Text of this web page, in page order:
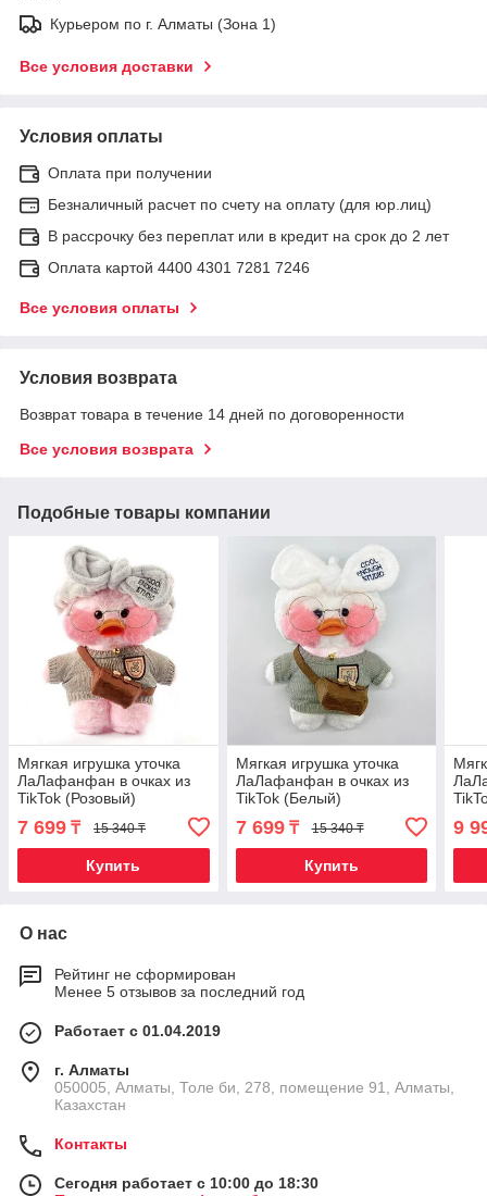
Курьером по г. Алматы (Зона 1)
Все условия доставки
Условия оплаты
Оплата при получении
Безналичный расчет по счету на оплату (для юр.лиц)
В рассрочку без переплат или в кредит на срок до 2 лет
Оплата картой 4400 4301 7281 7246
Все условия оплаты
Условия возврата
Возврат товара в течение 14 дней по договоренности
Все условия возврата
Подобные товары компании
Мягкая игрушка уточка
ЛаЛафанфан в очках из
TikTok (Розовый)
7 699 ₸ 15 340 ₸
Купить
Мягкая игрушка уточка
ЛаЛафанфан в очках из
TikTok (Белый)
7 699₸ 15 340 ₸
Купить
9
О нас
Рейтинг не сформирован
Менее 5 отзывов за последний год
Работает с 01.04.2019
г. Алматы
050005, Алматы, Толе би, 278, помещение 91, Алматы,
Казахстан
Контакты
Сегодня работает с 10:00 до 18:30